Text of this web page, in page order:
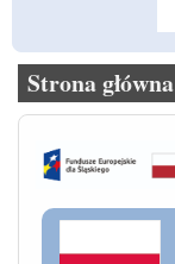
Strona główna